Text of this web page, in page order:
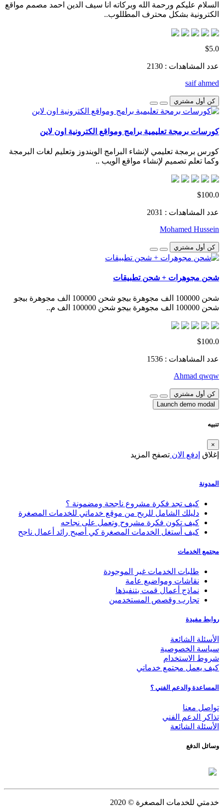
السلام عليكم ورحمة الله وبركاته انا سيف الدين احمد مصمم مواقع
الكترونية بشكل محترف المطللوب..
$5.0
عدد المشاهدات : 2130
saif ahmed
كن أول مشتري
كورسات برمجة تعليمية برامج ومواقع الكترونية اون لاين
كورس برمجة تعليمي لإنشاء البرامج الويندوز وتعليم لغات البرمجة
وكما تعلم تصميم لإنشاء مواقع الويب ..
$100.0
عدد المشاهدات : 2031
Mohamed Hussein
كن أول مشتري
شحن مجوهرات + شحن تطبيقات
شحن 100000 الف مجوهرة بيجو شحن 100000 الف مجوهرة بيجو
شحن 100000 الف مجوهرة بيجو شحن 100000 الف م..
$100.0
عدد المشاهدات : 1536
Ahmad qwqw
كن أول مشتري
Launch demo modal
تنبيه
×
إغلاق إدفع الان تصفح المزيد
المدونة
كيف تجد فكرة مشروع ناجحة ومضمونة ؟
دليلك الشامل للربح من موقع خدماتي للخدمات المصغرة
كيف تكون فكرة مشروح وتعمل على نجاحه
كيف أستغل الخدمات المصغرة كي أصبح رائد أعمال ناجح
مجتمع الخدمات
طلبات الخدمات غير الموجودة
نقاشات ومواضيع عامة
نماذج أعمال قمت بتنفيذها
تجارب وقصص المستخدمين
روابط مفيدة
الأسئلة الشائعة
سياسة الخصوصية
شروط الاستخدام
كيف يعمل مجتمع خدماتي
المساعدة والدعم الفني ؟
تواصل معنا
تذاكر الدعم الفني
الأسئلة الشائعة
وسائل الدفع
خدمتي للخدمات المصغرة © 2020